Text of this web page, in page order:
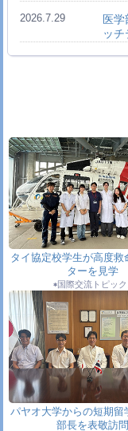
2026.7.29
医学
ッ
2026.7.29
熊本
（
健
橋尚
2026.7.24 ふれ
2026.7.21-22
文部
課長
察
2026.7.17
チュ
表と
ック
2026.7.17 小
2026.7.16
7月
発表
2026.7.16
8月
市民
2026.7.14
タイ協定校学生が高度救
ターを見学
国際交流トピック
パヤオ大学からの短期留
部長を表敬訪問